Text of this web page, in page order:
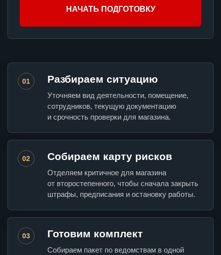
НАЧАТЬ ПОДГОТОВКУ
01 Разбираем ситуацию
Уточняем вид деятельности, помещение,
сотрудников, текущую документацию
и срочность проверки для магазина.
02 Собираем карту рисков
Отделяем критичное для магазина
от второстепенного, чтобы сначала закрыть
штрафы, предписания и остановку работы.
03 Готовим комплект
Собираем пакет по ведомствам в одной